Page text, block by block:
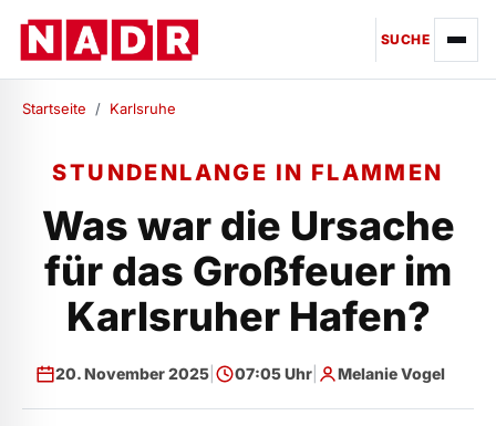
SUCHE
Startseite / Karlsruhe
STUNDENLANGE IN FLAMMEN
Was war die Ursache
für das Großfeuer im
Karlsruher Hafen?
20. November 2025| 07:05 Uhr| Melanie Vogel